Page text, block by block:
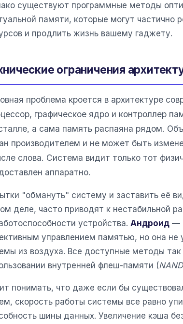
существуют программные методы
памяти, которые могут частично
и продлить жизнь вашему гаджету.
ограничения
проблема кроется в архитектуре
графическое ядро и контроллер
а сама память распаяна рядом.
производителем и не может быть
слова. Система видит только тот
аппаратно.
"обмануть" систему и заставить её
деле, часто приводят к нестабильной
устройства. Андроид —
управлением памятью, но она не
из воздуха. Все доступные методы так
внутренней флеш-памяти (NAND
понимать, что даже если бы
скорость работы системы все равно
шины данных. Увеличение кэша